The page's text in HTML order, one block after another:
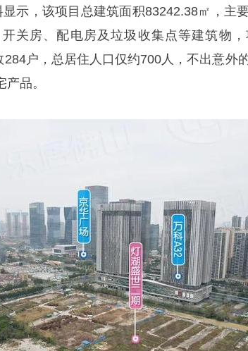
示，该项目总建筑面积83242.38㎡，主
关房、配电房及垃圾收集点等建筑物
户，总居住人口仅约700人，不出意外
品。